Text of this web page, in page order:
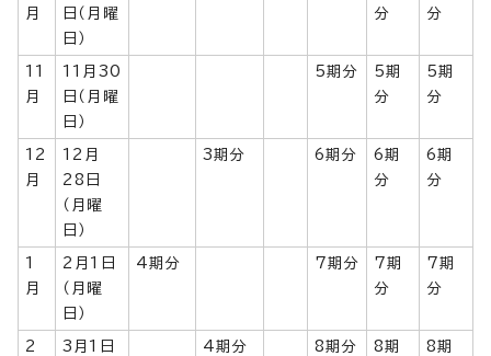
月
日（月曜
日）
分
分
11
月
11月30
日（月曜
日）
5期分
5期
分
5期
分
12
月
12月
28日
（月曜
日）
3期分 6期分
6期
分
6期
分
1
月
2月1日
（月曜
日）
4期分 7期分
7期
分
7期
分
2
3月1日
4期分 8期分
8期
8期